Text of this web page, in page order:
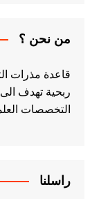
من نحن ؟
ربحية تهدف
التخصصات
راسلنا